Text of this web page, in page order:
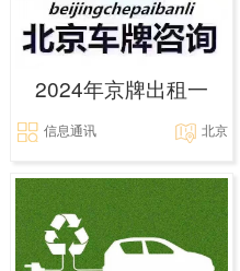
2024年京牌出租一
信息通讯 北京